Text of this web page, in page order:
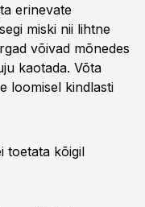
erinevate
miski nii lihtne
võivad mõnedes
kaotada. Võta
loomisel kindlasti
toetata kõigil